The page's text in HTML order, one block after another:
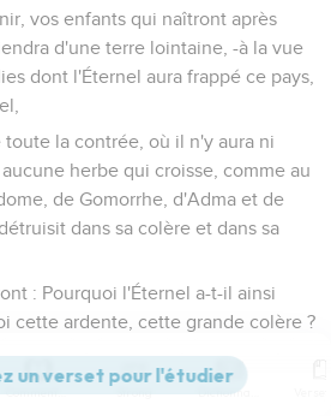
vos enfants qui naîtront après
d'une terre lointaine, -à la vue
dont l'Éternel aura frappé ce pays,
la contrée, où il n'y aura ni
herbe qui croisse, comme au
de Gomorrhe, d'Adma et de
dans sa colère et dans sa
: Pourquoi l'Éternel a-t-il ainsi
cette ardente, cette grande colère ?
parce qu'ils ont abandonné
eux par l'Éternel, le Dieu de leurs
Commentaires Strong